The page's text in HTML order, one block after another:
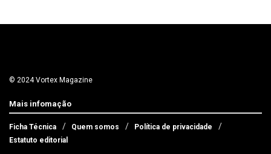
© 2024 Vortex Magazine
Mais infomação
Ficha Técnica Quem somos
Política de privacidade
Estatuto editorial